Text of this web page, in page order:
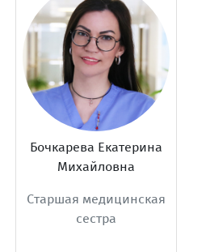
Бочкарева Екатерина
Михайловна
Старшая медицинская
сестра